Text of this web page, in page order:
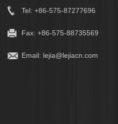
Tel: +86-575-87277696
Fax: +86-575-88735569
Email: lejia@lejiacn.com